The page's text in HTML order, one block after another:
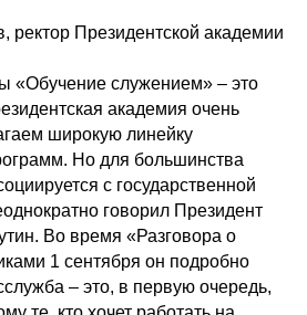
ректор Президентской академии
«Обучение служением» – это
академия очень
широкую линейку
Но для большинства
с государственной
говорил Президент
Во время «Разговора о
1 сентября он подробно
– это, в первую очередь,